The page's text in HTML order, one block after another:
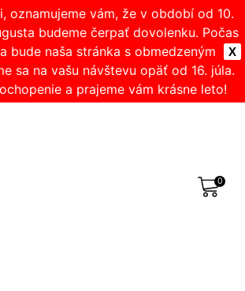
X
oznamujeme vám, že v období od 10.
budeme čerpať dovolenku. Počas
bude naša stránka s obmedzeným
sa na vašu návštevu opäť od 16. júla.
a prajeme vám krásne leto!
0